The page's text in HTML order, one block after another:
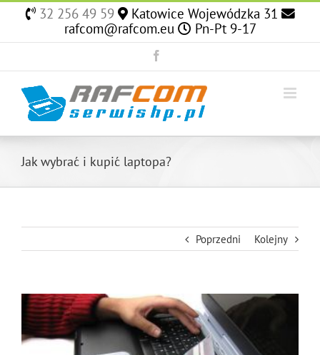
Skip
32 256 49 59
Katowice Wojewódzka 31
rafcom@rafcom.eu
Pn-Pt 9-17
Jak wybrać i kupić laptopa?
Poprzedni Kolejny